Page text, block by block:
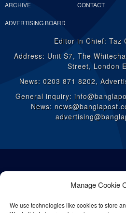
Manage Cookie
We use technologies like cookies to store
ARCHIVE CONTACT
ADVERTISING BOARD
Editor in Chief: Taz
Address: Unit S7, The
Street, London
News: 0203 871 8202,
General inquiry:
News: